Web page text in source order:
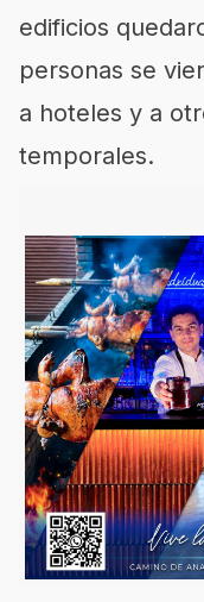
edificios
personas se
a hoteles y a
temporales.